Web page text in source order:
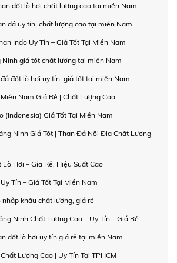
đốt lò hơi chất lượng cao tại miền Nam
đá uy tín, chất lượng cao tại miền Nam
Indo Uy Tín – Giá Tốt Tại Miền Nam
Ninh giá tốt chất lượng tại miền Nam
đốt lò hơi uy tín, giá tốt tại miền Nam
Nam Giá Rẻ | Chất Lượng Cao
(Indonesia) Giá Tốt Tại Miền Nam
Ninh Giá Tốt | Than Đá Nội Địa Chất Lượng
Hơi – Gía Rẻ, Hiệu Suất Cao
Tín – Giá Tốt Tại Miền Nam
khẩu chất lượng, giá rẻ
Ninh Chất Lượng Cao – Uy Tín – Giá Rẻ
đốt lò hơi uy tín giá rẻ tại miền Nam
Lượng Cao | Uy Tín Tại TPHCM